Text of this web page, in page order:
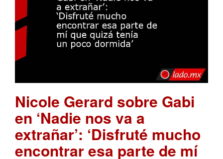
Nicole Gerard sobre Gabi
en ‘Nadie nos va a
extrañar’: ‘Disfruté mucho
encontrar esa parte de mí